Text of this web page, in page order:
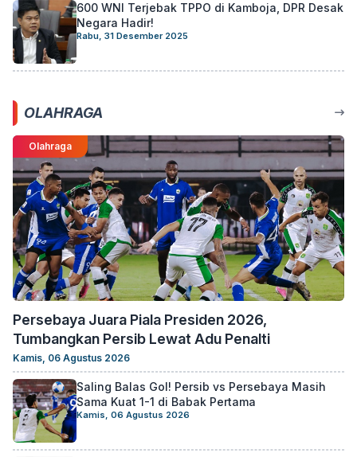
600 WNI Terjebak TPPO di Kamboja, DPR Desak
Negara Hadir!
Rabu, 31 Desember 2025
OLAHRAGA
Olahraga
Persebaya Juara Piala Presiden 2026,
Tumbangkan Persib Lewat Adu Penalti
Kamis, 06 Agustus 2026
Saling Balas Gol! Persib vs Persebaya Masih
Sama Kuat 1-1 di Babak Pertama
Kamis, 06 Agustus 2026